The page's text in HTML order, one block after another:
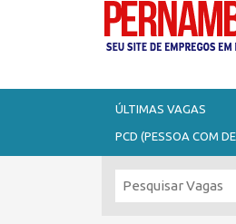
ÚLTIMAS VAGAS
PCD (PESSOA COM